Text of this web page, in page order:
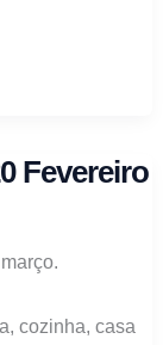
Fevereiro
cozinha, casa